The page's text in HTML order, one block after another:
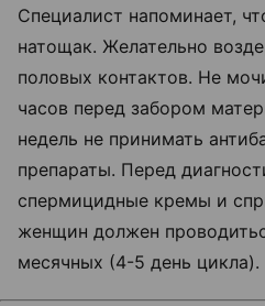
Специалист напоминает,
натощак. Желательно
половых контактов. Не
часов перед забором
недель не принимать
препараты. Перед
спермицидные кремы и
женщин должен
месячных (4-5 день цикла).